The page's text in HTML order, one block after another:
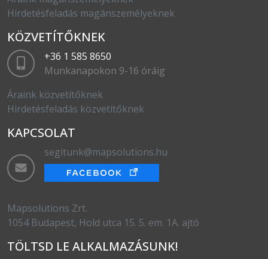
Hirdetésfeladás magánszemélyeknek
KÖZVETÍTŐKNEK
+36 1 585 8650
Munkanapokon 9-16 óráig
Áraink közvetítőknek
Hirdetésfeladás közvetítőknek
KAPCSOLAT
segitunk@mapsolutions.hu
Mapsolutions Zrt.
1054 Budapest, Hold utca 15. 5. em. 1A. ajtó
TÖLTSD LE ALKALMAZÁSUNK!